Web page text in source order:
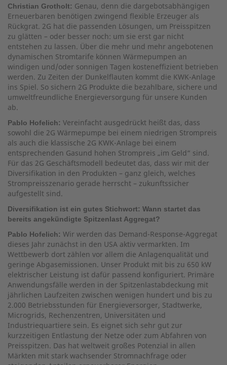
Christian Grotholt: Genau, denn die dargebotsabhängigen
Erneuerbaren benötigen zwingend flexible Erzeuger als
Rückgrat. 2G hat die passenden Lösungen, um Preisspitzen
zu glätten – oder besser noch: um sie erst gar nicht
entstehen zu lassen. Über die mehr und mehr angebotenen
dynamischen Stromtarife können Wärmepumpen an
windigen und/oder sonnigen Tagen kosteneffizient betrieben
werden. Zu Zeiten der Dunkelflauten kommt die KWK-Anlage
ins Spiel. So sichern 2G Produkte die bezahlbare, sichere und
umweltfreundliche Energieversorgung für unsere Kunden
ab.
Pablo Hofelich: Vereinfacht ausgedrückt heißt das, dass
sowohl die 2G Wärmepumpe bei einem niedrigen Strompreis
als auch die klassische 2G KWK-Anlage bei einem
entsprechenden Gasund hohen Strompreis „im Geld“ sind.
Für das 2G Geschäftsmodell bedeutet das, dass wir mit der
Diversifikation in den Produkten – ganz gleich, welches
Strompreisszenario gerade herrscht – zukunftssicher
aufgestellt sind.
Diversifikation ist ein gutes Stichwort: Wann startet das
bereits angekündigte Spitzenlast Aggregat?
Pablo Hofelich: Wir werden das Demand-Response-Aggregat
dieses Jahr zunächst in den USA aktiv vermarkten. Im
Wettbewerb dort zählen vor allem die Anlagenqualität und
geringe Abgasemissionen. Unser Produkt mit bis zu 650 kW
elektrischer Leistung ist dafür passend konfiguriert. Primäre
Anwendungsfälle werden in der Spitzenlastabdeckung mit
jährlichen Laufzeiten zwischen wenigen hundert und bis zu
2.000 Betriebsstunden für Energieversorger, Stadtwerke,
Microgrids, Rechenzentren, Universitäten und
Industriequartiere sein. Es eignet sich sehr gut zur
kurzzeitigen Entlastung der Netze oder zum Abfahren von
Preisspitzen. Das hat weltweit großes Potenzial in allen
Märkten mit stark wachsender Stromnachfrage oder